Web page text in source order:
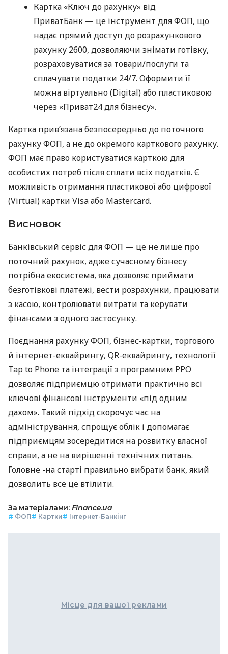
Картка «Ключ до рахунку» від
ПриватБанк — це інструмент для ФОП, що
надає прямий доступ до розрахункового
рахунку 2600, дозволяючи знімати готівку,
розраховуватися за товари/послуги та
сплачувати податки 24/7. Оформити її
можна віртуально (Digital) або пластиковою
через «Приват24 для бізнесу».
Картка прив’язана безпосередньо до поточного
рахунку ФОП, а не до окремого карткового рахунку.
ФОП має право користуватися карткою для
особистих потреб після сплати всіх податків. Є
можливість отримання пластикової або цифрової
(Virtual) картки Visa або Mastercard.
Висновок
Банківський сервіс для ФОП — це не лише про
поточний рахунок, адже сучасному бізнесу
потрібна екосистема, яка дозволяє приймати
безготівкові платежі, вести розрахунки, працювати
з касою, контролювати витрати та керувати
фінансами з одного застосунку.
Поєднання рахунку ФОП, бізнес-картки, торгового
й інтернет-еквайрингу, QR-еквайрингу, технології
Tap to Phone та інтеграції з програмним РРО
дозволяє підприємцю отримати практично всі
ключові фінансові інструменти «під одним
дахом». Такий підхід скорочує час на
адміністрування, спрощує облік і допомагає
підприємцям зосередитися на розвитку власної
справи, а не на вирішенні технічних питань.
Головне -на старті правильно вибрати банк, який
дозволить все це втілити.
За матеріалами: Finance.ua
# ФОП# Картки# Інтернет-Банкінг
Місце для вашої реклами